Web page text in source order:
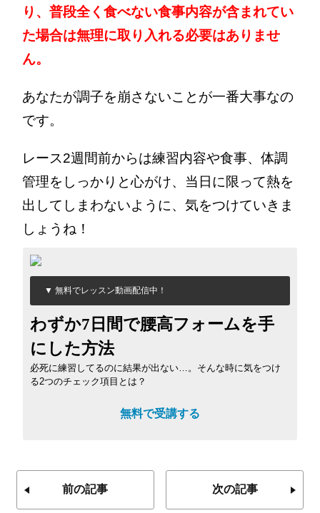
り、普段全く食べない食事内容が含まれてい
た場合は無理に取り入れる必要はありませ
ん。
あなたが調子を崩さないことが一番大事なの
です。
レース2週間前からは練習内容や食事、体調
管理をしっかりと心がけ、当日に限って熱を
出してしまわないように、気をつけていきま
しょうね！
▼ 無料でレッスン動画配信中！
わずか7日間で腰高フォームを手
にした方法
必死に練習してるのに結果が出ない…。そんな時に気をつけ
る2つのチェック項目とは？
無料で受講する
次の記事
前の記事